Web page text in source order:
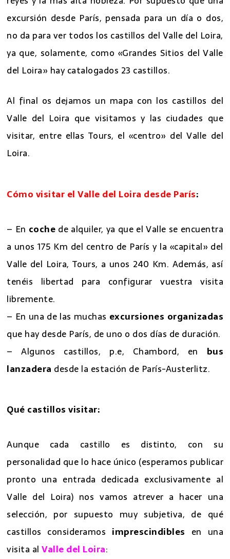
excursión desde París, pensada para un día o dos,
no da para ver todos los castillos del Valle del Loira,
ya que, solamente, como «Grandes Sitios del Valle
del Loira» hay catalogados 23 castillos.
Al final os dejamos un mapa con los castillos del
Valle del Loira que visitamos y las ciudades que
visitar, entre ellas Tours, el «centro» del Valle del
Loira.
Cómo visitar el Valle del Loira desde París:
– En coche de alquiler, ya que el Valle se encuentra
a unos 175 Km del centro de París y la «capital» del
Valle del Loira, Tours, a unos 240 Km. Además, así
tenéis libertad para configurar vuestra visita
libremente.
– En una de las muchas excursiones organizadas
que hay desde París, de uno o dos días de duración.
– Algunos castillos, p.e, Chambord, en bus
lanzadera desde la estación de París-Austerlitz.
Qué castillos visitar:
Aunque cada castillo es distinto, con su
personalidad que lo hace único (esperamos publicar
pronto una entrada dedicada exclusivamente al
Valle del Loira) nos vamos atrever a hacer una
selección, por supuesto muy subjetiva, de qué
castillos consideramos imprescindibles en una
visita al Valle del Loira: